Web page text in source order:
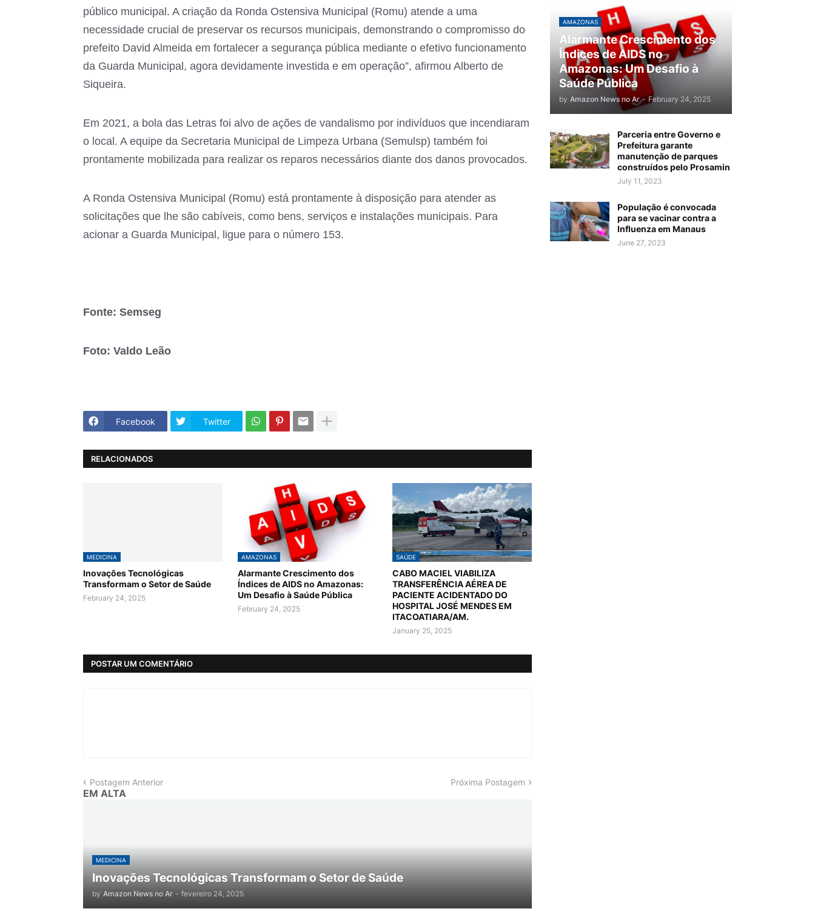
público municipal. A criação da Ronda Ostensiva Municipal (Romu) atende a uma
necessidade crucial de preservar os recursos municipais, demonstrando o compromisso do
prefeito David Almeida em fortalecer a segurança pública mediante o efetivo funcionamento
da Guarda Municipal, agora devidamente investida e em operação”, afirmou Alberto de
Siqueira.
Em 2021, a bola das Letras foi alvo de ações de vandalismo por indivíduos que incendiaram
o local. A equipe da Secretaria Municipal de Limpeza Urbana (Semulsp) também foi
prontamente mobilizada para realizar os reparos necessários diante dos danos provocados.
A Ronda Ostensiva Municipal (Romu) está prontamente à disposição para atender as
solicitações que lhe são cabíveis, como bens, serviços e instalações municipais. Para
acionar a Guarda Municipal, ligue para o número 153.
Fonte: Semseg
Foto: Valdo Leão
Facebook Twitter
RELACIONADOS
MEDICINA
Inovações Tecnológicas
Transformam o Setor de Saúde
February 24, 2025
AMAZONAS
Alarmante Crescimento dos
Índices de AIDS no Amazonas:
Um Desafio à Saúde Pública
February 24, 2025
SAÚDE
CABO MACIEL VIABILIZA
TRANSFERÊNCIA AÉREA DE
PACIENTE ACIDENTADO DO
HOSPITAL JOSÉ MENDES EM
ITACOATIARA/AM.
January 25, 2025
POSTAR UM COMENTÁRIO
Postagem Anterior Próxima Postagem
EM ALTA
MEDICINA
Inovações Tecnológicas Transformam o Setor de Saúde
by Amazon News no Ar - fevereiro 24, 2025
AMAZONAS
Alarmante Crescimento dos
Índices de AIDS no
Amazonas: Um Desafio à
Saúde Pública
by Amazon News no Ar - February 24, 2025
Parceria entre Governo e
Prefeitura garante
manutenção de parques
construídos pelo Prosamin
July 11, 2023
População é convocada
para se vacinar contra a
Influenza em Manaus
June 27, 2023